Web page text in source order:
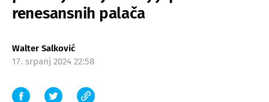
renesansnih palača
Walter Salković
17. srpanj 2024 22:58